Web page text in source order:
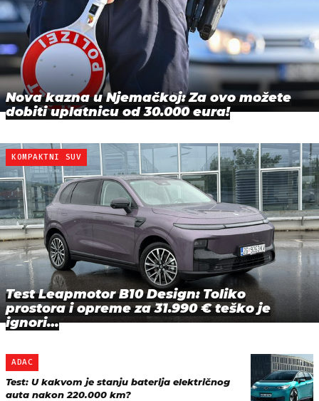
Nova kazna u Njemačkoj: Za ovo možete
dobiti uplatnicu od 30.000 eura!
KOMPAKTNI SUV
Test Leapmotor B10 Design: Toliko
prostora i opreme za 31.990 € teško je
ignori…
ADAC
Test: U kakvom je stanju baterija električnog
auta nakon 220.000 km?